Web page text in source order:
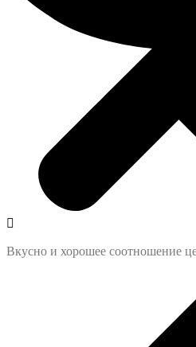
Вкусно и хорошее соотношение